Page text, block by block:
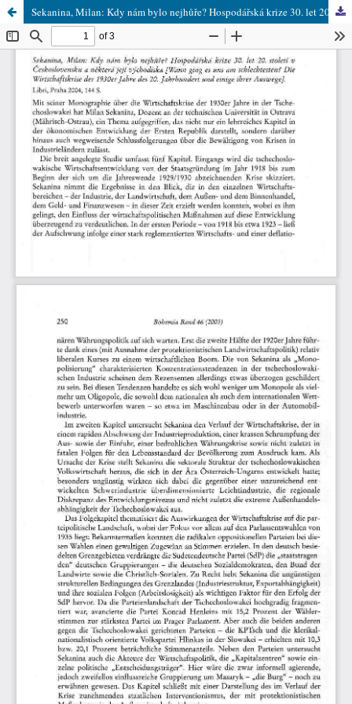
Sekanina, Milan: Kdy nám bylo nejhůře? Hospodářská krize 30. let 20. století v Československu a některá její východiska [Wann ging es uns am schlechtesten? Die Wirtschaftskrise der 1930er Jahre des 20. Jahrhundert und einige ihrer Auswege]